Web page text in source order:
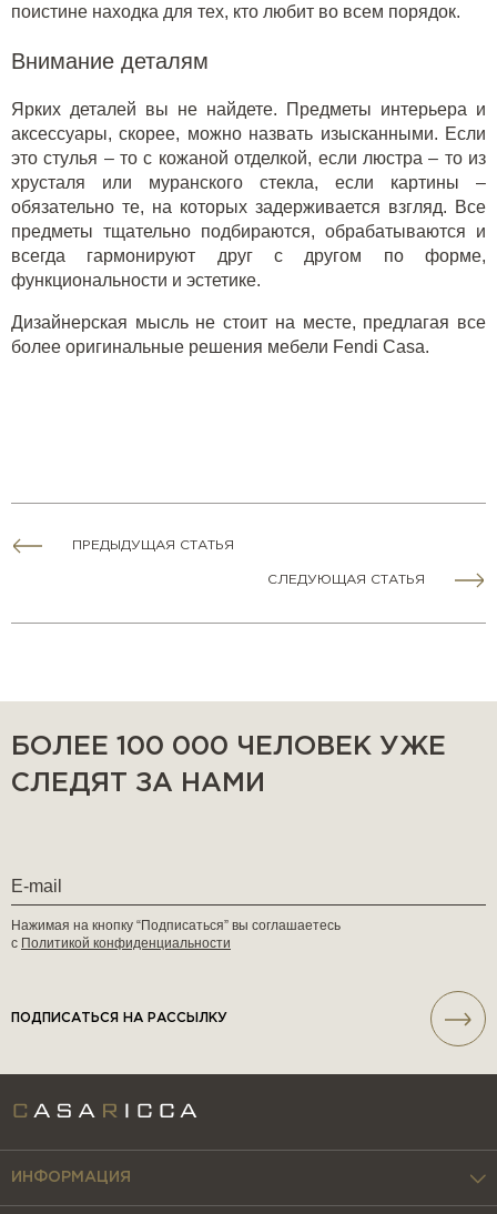
поистине находка для тех, кто любит во всем порядок.
Внимание деталям
Ярких деталей вы не найдете. Предметы интерьера и
аксессуары, скорее, можно назвать изысканными. Если
это стулья – то с кожаной отделкой, если люстра – то из
хрусталя или муранского стекла, если картины –
обязательно те, на которых задерживается взгляд. Все
предметы тщательно подбираются, обрабатываются и
всегда гармонируют друг с другом по форме,
функциональности и эстетике.
Дизайнерская мысль не стоит на месте, предлагая все
более оригинальные решения мебели Fendi Casa.
ПРЕДЫДУЩАЯ СТАТЬЯ
СЛЕДУЮЩАЯ СТАТЬЯ
БОЛЕЕ 100 000 ЧЕЛОВЕК УЖЕ
СЛЕДЯТ ЗА НАМИ
Нажимая на кнопку “Подписаться” вы соглашаетесь
с Политикой конфиденциальности
ПОДПИСАТЬСЯ НА РАССЫЛКУ
ИНФОРМАЦИЯ